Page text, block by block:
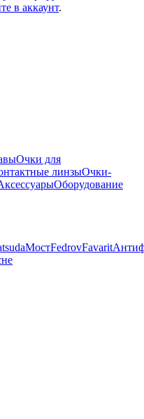
в аккаунт.
Очки для
линзыОчки-
Оборудование
МостFedrovFavarit